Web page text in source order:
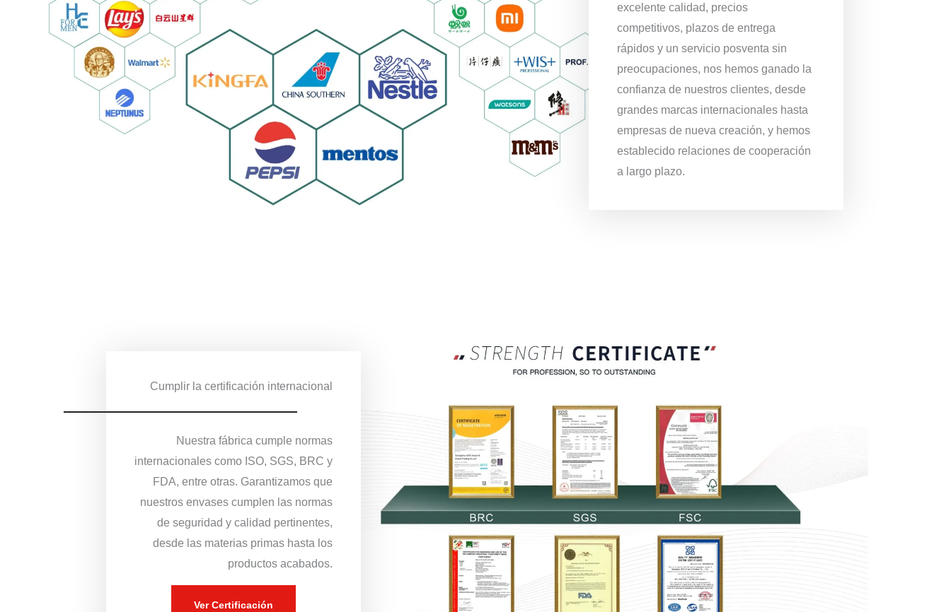
excelente calidad, precios
competitivos, plazos de entrega
rápidos y un servicio posventa sin
preocupaciones, nos hemos ganado la
confianza de nuestros clientes, desde
grandes marcas internacionales hasta
empresas de nueva creación, y hemos
establecido relaciones de cooperación
a largo plazo.
Cumplir la certificación internacional
Nuestra fábrica cumple normas
internacionales como ISO, SGS, BRC y
FDA, entre otras. Garantizamos que
nuestros envases cumplen las normas
de seguridad y calidad pertinentes,
desde las materias primas hasta los
productos acabados.
Ver Certificación